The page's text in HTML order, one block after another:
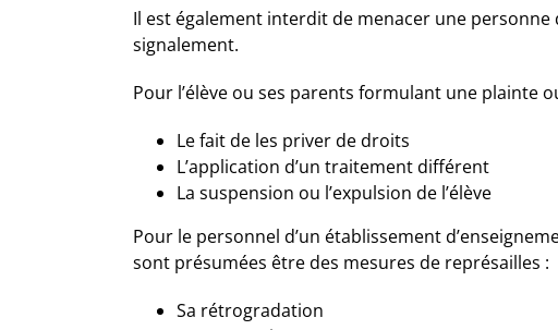
Il est également interdit de menacer une
signalement.
Pour l’élève ou ses parents formulant une plainte
Le fait de les priver de droits
L’application d’un traitement différent
La suspension ou l’expulsion de l’élève
Pour le personnel d’un établissement
sont présumées être des mesures de représailles :
Sa rétrogradation